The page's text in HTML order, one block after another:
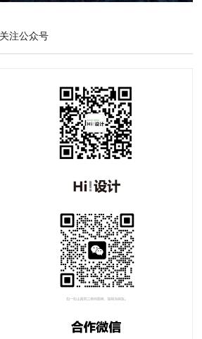
注公众号